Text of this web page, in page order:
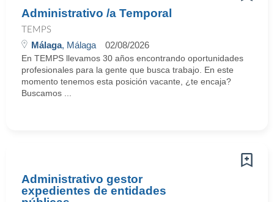
Administrativo /a Temporal
TEMPS
Málaga, Málaga 02/08/2026
En TEMPS llevamos 30 años encontrando oportunidades
profesionales para la gente que busca trabajo. En este
momento tenemos esta posición vacante, ¿te encaja?
Buscamos ...
Administrativo gestor
expedientes de entidades